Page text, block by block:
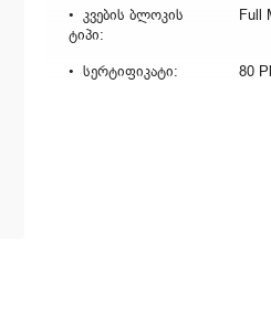
კვების ბლოკის
ტიპი:
Full
სერტიფიკატი: 80